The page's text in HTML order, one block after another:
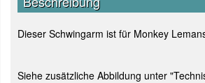
Dieser Schwingarm ist für Monkey
Siehe zusätzliche Abbildung unter